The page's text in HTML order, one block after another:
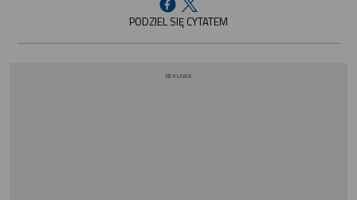
PODZIEL SIĘ CYTATEM
REKLAMA